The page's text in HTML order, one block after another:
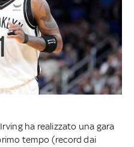
ha realizzato una gara
tempo (record dai